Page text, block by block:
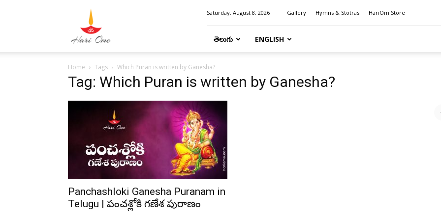
Saturday, August 8, 2026 Gallery Hymns & Stotras HariOm Store
తెలుగు ENGLISH
Home Tags Which Puran is written by Ganesha?
Tag: Which Puran is written by Ganesha?
Panchashloki Ganesha Puranam in
Telugu | పంచశ్లోకి గణేశ పురాణం